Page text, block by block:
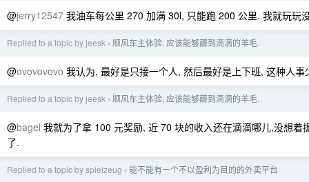
@jerry12547 我油车每公里 270 加满 30l, 只能跑 200 公里. 我就玩玩
Replied to a topic by jeesk › 顺风车主体验, 应该能够薅到滴滴的羊毛.
@ovovovovo 我认为, 最好是只接一个人, 然后最好是上下班, 这种人事
Replied to a topic by jeesk › 顺风车主体验, 应该能够薅到滴滴的羊毛.
@bagel 我就为了拿 100 元奖励, 近 70 块的收入还在滴滴哪儿,没想着
了.
Replied to a topic by spielzeug › 能不能有一个不以盈利为目的的外卖平台